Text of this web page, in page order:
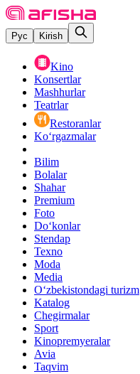
Рус Kirish
Kino
Konsertlar
Mashhurlar
Teatrlar
Restoranlar
Ko‘rgazmalar
Bilim
Bolalar
Shahar
Premium
Foto
Do‘konlar
Stendap
Texno
Moda
Media
O‘zbekistondagi turizm
Katalog
Chegirmalar
Sport
Kinopremyeralar
Avia
Taqvim